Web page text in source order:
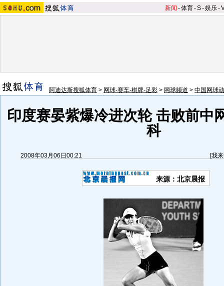
新闻 -体育-S-娱乐-
阿迪达斯搜狐体育 > 网球-赛车-棋牌-足彩 > 网球频道 > 中国网球
印度赛晏紫爆冷进次轮 击败前中
科
2008年03月06日00:21 [我
来源：北京晨报